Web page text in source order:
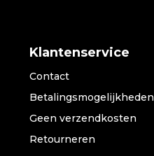
Klantenservice
Contact
Betalingsmogelijkheden
Geen verzendkosten
Retourneren